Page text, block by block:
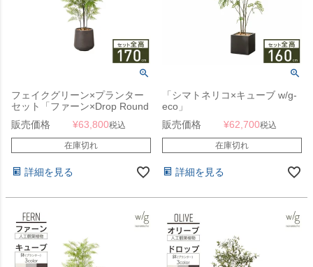
フェイクグリーン×プランター
セット「ファーン×Drop Round
w/g」[高さ170cm・人工樹木・
人工観葉植物]
販売価格 ¥63,800税込
在庫切れ
詳細を見る
「シマトネリコ×キューブ w/g-
eco」
販売価格
¥62,700税込
在庫切れ
詳細を見る